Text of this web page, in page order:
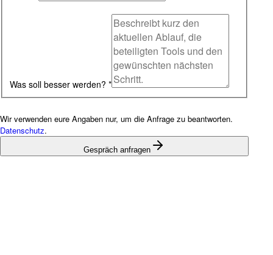
Was soll besser werden? *
Wir verwenden eure Angaben nur, um die Anfrage zu beantworten.
Datenschutz.
Gespräch anfragen